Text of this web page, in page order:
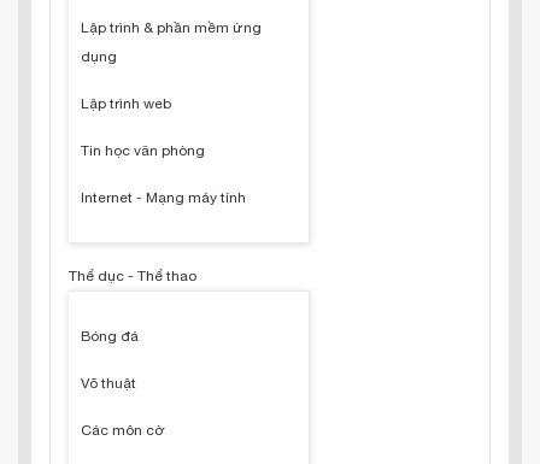
Lập trình & phần mềm ứng
dụng
Lập trình web
Tin học văn phòng
Internet - Mạng máy tính
Thể dục - Thể thao
Bóng đá
Võ thuật
Các môn cờ